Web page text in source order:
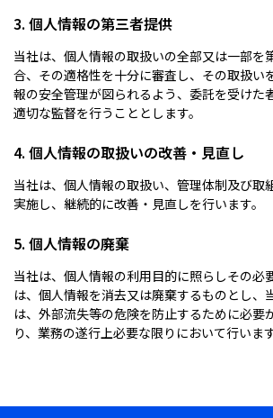
3. 個人情報の第三者提供
当社は、個人情報の取扱いの全部又は一部を
合、その適格性を十分に審査し、その取扱い
報の安全管理が図られるよう、委託を受けた
適切な監督を行うこととします。
4. 個人情報の取扱いの改善・見直し
当社は、個人情報の取扱い、管理体制及び取
実施し、継続的に改善・見直しを行います。
5. 個人情報の廃棄
当社は、個人情報の利用目的に照らしその必
は、個人情報を消去又は廃棄するものとし、
は、外部流失等の危険を防止するために必要
り、業務の遂行上必要な限りにおいて行います